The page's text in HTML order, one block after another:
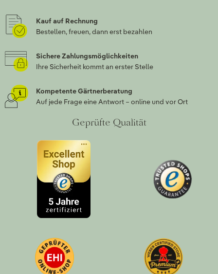
Kauf auf Rechnung
Bestellen, freuen, dann erst bezahlen
Sichere Zahlungsmöglichkeiten
Ihre Sicherheit kommt an erster Stelle
Kompetente Gärtnerberatung
Auf jede Frage eine Antwort – online und vor Ort
Geprüfte Qualität